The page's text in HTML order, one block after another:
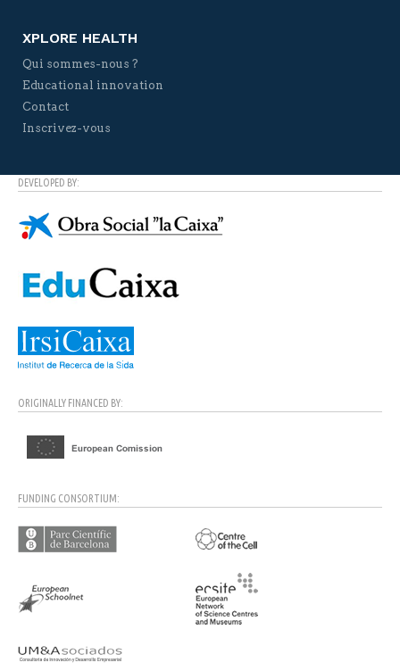
XPLORE HEALTH
Qui sommes-nous ?
Educational innovation
Contact
Inscrivez-vous
DEVELOPED BY:
ORIGINALLY FINANCED BY:
FUNDING CONSORTIUM: